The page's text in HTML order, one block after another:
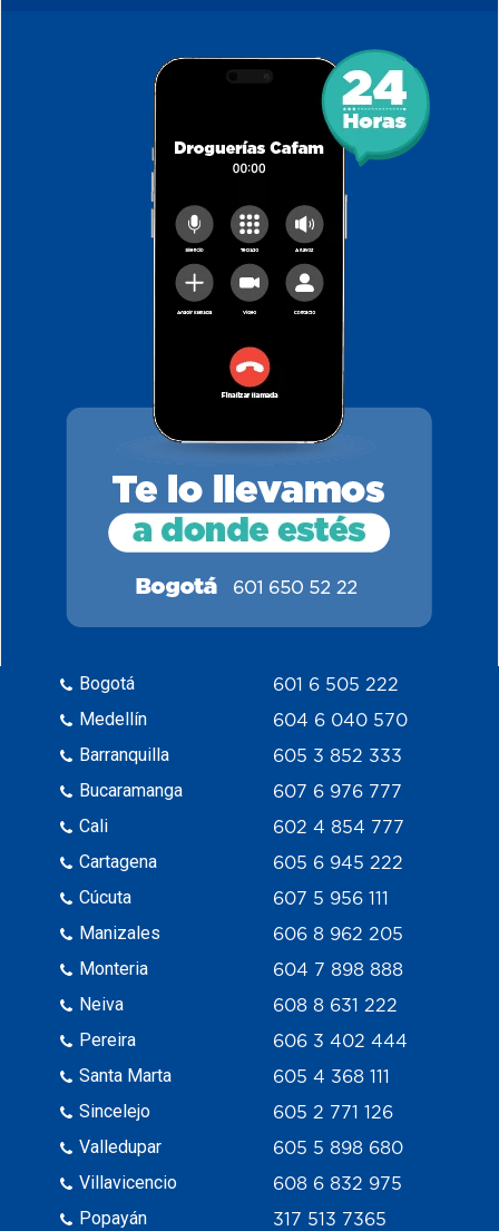
Bogotá
Medellín
Barranquilla
Bucaramanga
Cali
Cartagena
Cúcuta
Manizales
Monteria
Neiva
Pereira
Santa Marta
Sincelejo
Valledupar
Villavicencio
Popayán
601 6 505 222
604 6 040 570
605 3 852 333
607 6 976 777
602 4 854 777
605 6 945 222
607 5 956 111
606 8 962 205
604 7 898 888
608 8 631 222
606 3 402 444
605 4 368 111
605 2 771 126
605 5 898 680
608 6 832 975
317 513 7365